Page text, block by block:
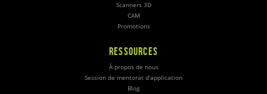
Scanners 3D
CAM
Promotions
RESSOURCES
À propos de nous
Session de mentorat d’application
Blog